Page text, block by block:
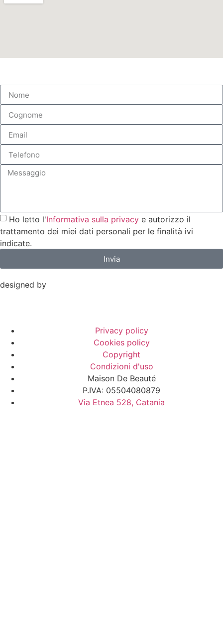
Ho letto l'Informativa sulla privacy e autorizzo il
trattamento dei miei dati personali per le finalità ivi
indicate.
Invia
designed by
Privacy policy
Cookies policy
Copyright
Condizioni d'uso
Maison De Beauté
P.IVA: 05504080879
Via Etnea 528, Catania